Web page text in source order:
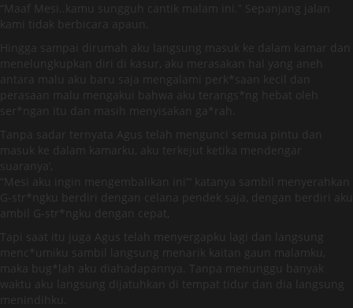
“Maaf Mesi..kamu sungguh cantik malam ini.” Sepanjang jalan
kami tidak berbicara apaun.
Hingga sampai dirumah aku langsung masuk ke dalam kamar dan
menelungkupkan diri di kasur, aku merasakan hal yang aneh
antara malu aku baru saja mengalami perk*saan kecil dan
perasaan malu mengakui bahwa aku terangs*ng hebat oleh
ser*ngan itu dan masih menyisakan ga*rah.
Tanpa sadar ternyata Agus telah mengunci semua pintu dan
masuk ke dalam kamarku, aku terkejut ketika mendengar
suaranya’,
“Mesi aku ingin mengembalikan ini”‘ katanya sambil menyerahkan
G-str*ngku berdiri dengan celana pendek saja, dengan berdiri aku
ambil G-str*ngku dengan cepat,
Tapi saat itu juga Agus telah menyergapku lagi dan langsung
menc*umiku sambil langsung menarik kaitan gaun malamku,
maka bug*lah aku diahadapannya. Tanpa menunggu banyak
waktu aku langsung dijatuhkan di tempat tidur dan dia langsung
menindihku.